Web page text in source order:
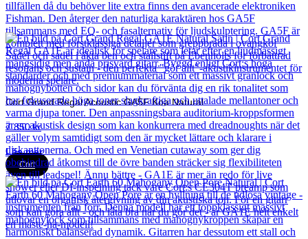
Cort Grand Regal Acoustic GA5F Koa Natural
7 850kr
Läs mer
Cort